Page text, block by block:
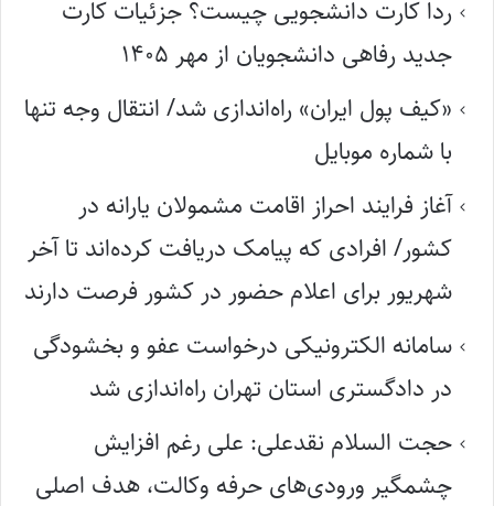
ردا کارت دانشجویی چیست؟ جزئیات کارت
جدید رفاهی دانشجویان از مهر ۱۴۰۵
«کیف پول ایران» راه‌اندازی شد/ انتقال وجه تنها
با شماره موبایل
آغاز فرایند احراز اقامت مشمولان یارانه در
کشور/ افرادی که پیامک دریافت کرده‌اند تا آخر
شهریور برای اعلام حضور در کشور فرصت دارند
سامانه الکترونیکی درخواست عفو و بخشودگی
در دادگستری استان تهران راه‌اندازی شد
حجت السلام نقدعلی: علی رغم افزایش
چشمگیر ورودی‌های حرفه وکالت، هدف اصلی